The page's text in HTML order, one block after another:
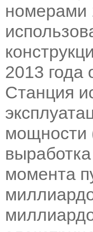
номерами
2013 года
Станция
мощности
момента